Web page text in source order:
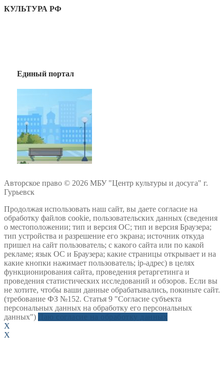
КУЛЬТУРА РФ
Единый портал
Авторское право © 2026 МБУ "Центр культуры и досуга" г.
Гурьевск
Продолжая использовать наш сайт, вы даете согласие на
обработку файлов cookie, пользовательских данных (сведения
о местоположении; тип и версия ОС; тип и версия Браузера;
тип устройства и разрешение его экрана; источник откуда
пришел на сайт пользователь; с какого сайта или по какой
рекламе; язык ОС и Браузера; какие страницы открывает и на
какие кнопки нажимает пользователь; ip-адрес) в целях
функционирования сайта, проведения ретаргетинга и
проведения статистических исследований и обзоров. Если вы
не хотите, чтобы ваши данные обрабатывались, покиньте сайт.
(требование ФЗ №152. Статья 9 "Согласие субъекта
персональных данных на обработку его персональных
данных")
X
X